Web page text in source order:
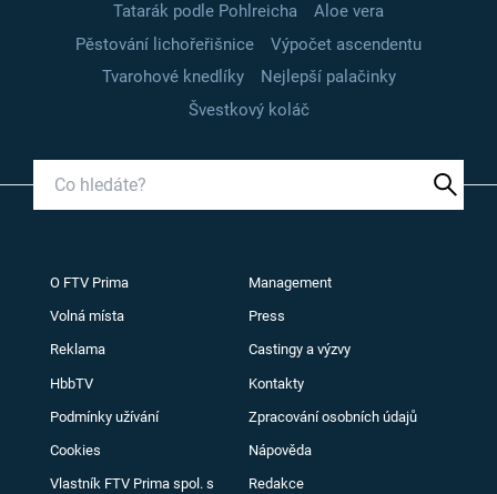
Tatarák podle Pohlreicha
Aloe vera
Pěstování lichořeřišnice
Výpočet ascendentu
Tvarohové knedlíky
Nejlepší palačinky
Švestkový koláč
O FTV Prima Management
Volná místa Press
Reklama Castingy a výzvy
HbbTV Kontakty
Podmínky užívání Zpracování osobních údajů
Cookies Nápověda
Vlastník FTV Prima spol. s
Redakce